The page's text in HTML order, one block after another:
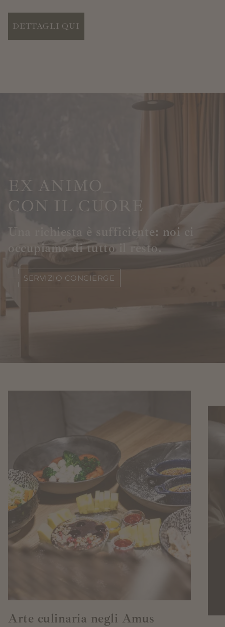
DETTAGLI QUI
EX ANIMO_
CON IL CUORE
Una richiesta è sufficiente: noi ci
occupiamo di tutto il resto.
SERVIZIO CONCIERGE
Arte culinaria negli Amus